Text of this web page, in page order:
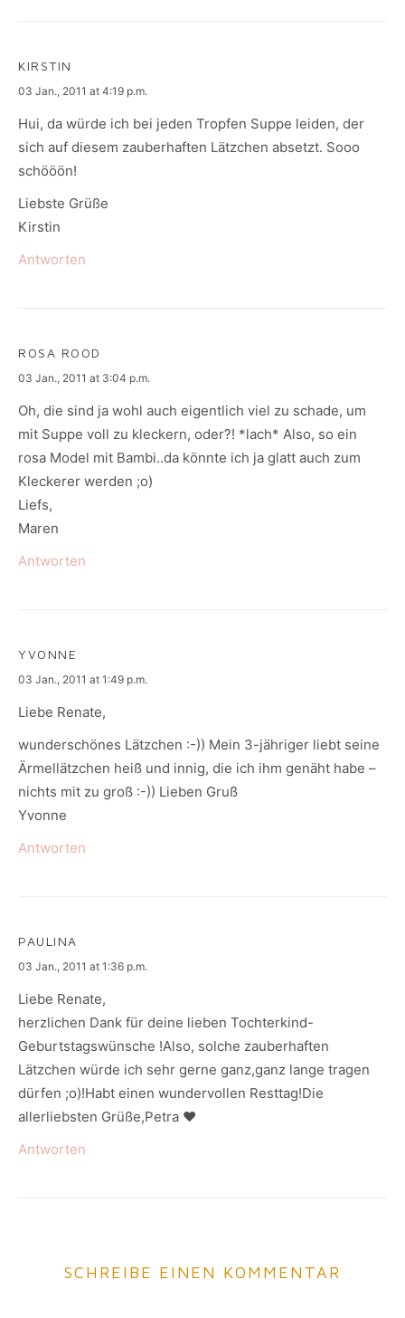
KIRSTIN
says:
03 Jan., 2011 at 4:19 p.m.
Hui, da würde ich bei jeden Tropfen Suppe leiden, der
sich auf diesem zauberhaften Lätzchen absetzt. Sooo
schööön!
Liebste Grüße
Kirstin
Antworten
ROSA ROOD
says:
03 Jan., 2011 at 3:04 p.m.
Oh, die sind ja wohl auch eigentlich viel zu schade, um
mit Suppe voll zu kleckern, oder?! *lach* Also, so ein
rosa Model mit Bambi..da könnte ich ja glatt auch zum
Kleckerer werden ;o)
Liefs,
Maren
Antworten
YVONNE
says:
03 Jan., 2011 at 1:49 p.m.
Liebe Renate,
wunderschönes Lätzchen :-)) Mein 3-jähriger liebt seine
Ärmellätzchen heiß und innig, die ich ihm genäht habe –
nichts mit zu groß :-)) Lieben Gruß
Yvonne
Antworten
PAULINA
says:
03 Jan., 2011 at 1:36 p.m.
Liebe Renate,
herzlichen Dank für deine lieben Tochterkind-
Geburtstagswünsche !Also, solche zauberhaften
Lätzchen würde ich sehr gerne ganz,ganz lange tragen
dürfen ;o)!Habt einen wundervollen Resttag!Die
allerliebsten Grüße,Petra ♥
Antworten
SCHREIBE EINEN KOMMENTAR